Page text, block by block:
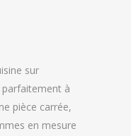
sur
parfaitement à
pièce carrée,
en mesure